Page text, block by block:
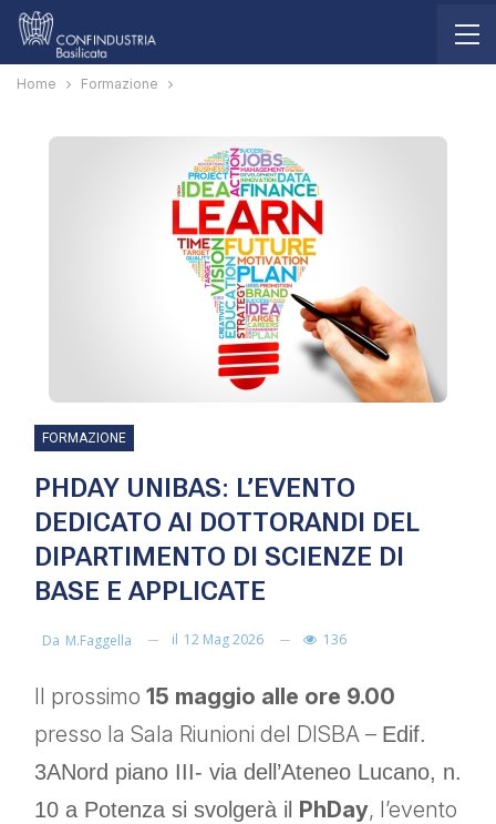
Home Formazione
FORMAZIONE
PHDAY UNIBAS: L’EVENTO
DEDICATO AI DOTTORANDI DEL
DIPARTIMENTO DI SCIENZE DI
BASE E APPLICATE
Da M.faggella il 12 Mag 2026 136
Il prossimo 15 maggio alle ore 9.00
presso la Sala Riunioni del DISBA – Edif.
3ANord piano III- via dell’Ateneo Lucano, n.
10 a Potenza si svolgerà il PhDay, l’evento